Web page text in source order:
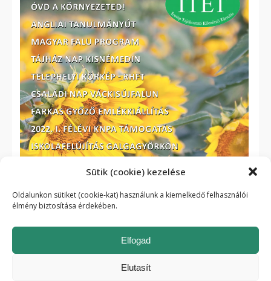
Sütik (cookie) kezelése
Oldalunkon sütiket (cookie-kat) használunk a kiemelkedő felhasználói
élmény biztosítása érdekében.
Elfogad
Elutasít